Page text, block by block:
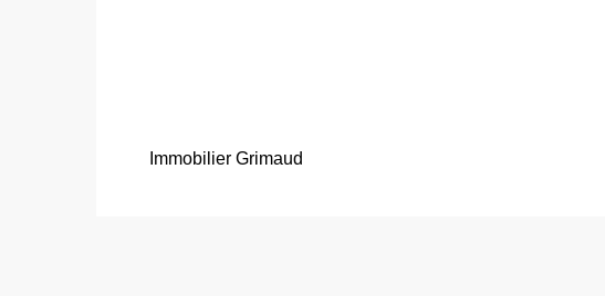
Immobilier Grimaud